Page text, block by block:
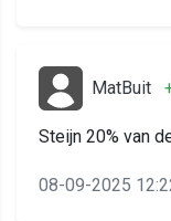
MatBuit
Steijn 20% van
08-09-2025